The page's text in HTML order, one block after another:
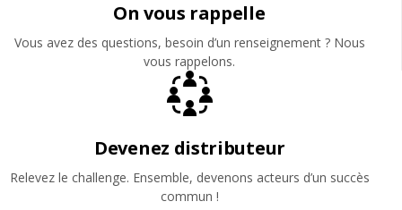
On vous rappelle
Vous avez des questions, besoin d’un renseignement ? Nous
vous rappelons.
Devenez distributeur
Relevez le challenge. Ensemble, devenons acteurs d’un succès
commun !